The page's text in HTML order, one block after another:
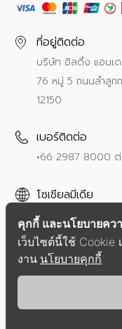
ที่อยู่ติดต่อ
บริษัท ฮิลดิ้ง แอนเด
76 หมู่ 5 ถนนลำลูก
12150
เบอร์ติดต่อ
+66 2987 8000
โซเชียลมีเดีย
นโยบายความเป็นส่
คุกกี้ และนโยบายคว
เว็บไซต์นี้ใช้
งาน นโยบายคุกกี้